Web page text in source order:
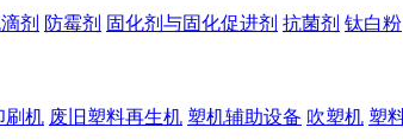
剂 防霉剂 固化剂与固化促进剂 抗菌剂 钛白粉
刷机 废旧塑料再生机 塑机辅助设备 吹塑机 塑